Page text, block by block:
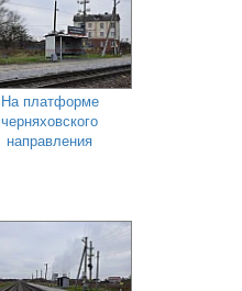
На платформе
черняховского
направления